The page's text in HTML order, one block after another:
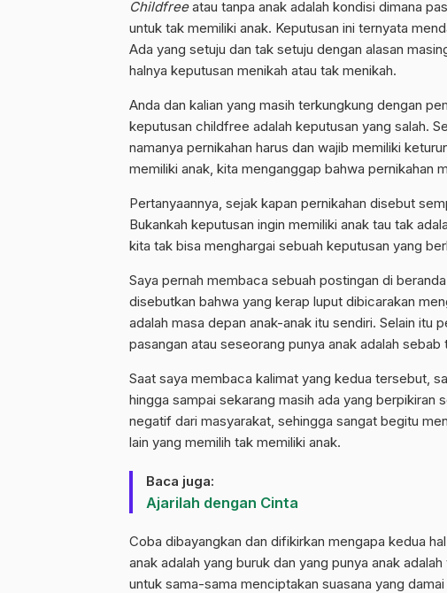
Childfreeatau tanpa anak adalah kondisi dimana
untuk tak memiliki anak. Keputusan ini ternyata
Ada yang setuju dan tak setuju dengan alasan
halnya keputusan menikah atau tak menikah.
Anda dan kalian yang masih terkungkung dengan
keputusan childfree adalah keputusan yang salah.
namanya pernikahan harus dan wajib memiliki
memiliki anak, kita menganggap bahwa pernikahan
Pertanyaannya, sejak kapan pernikahan disebut
Bukankah keputusan ingin memiliki anak tau tak
kita tak bisa menghargai sebuah keputusan yang
Saya pernah membaca sebuah postingan di
disebutkan bahwa yang kerap luput dibicarakan
adalah masa depan anak-anak itu sendiri. Selain itu
pasangan atau seseorang punya anak adalah
Saat saya membaca kalimat yang kedua tersebut,
hingga sampai sekarang masih ada yang
negatif dari masyarakat, sehingga sangat begitu
lain yang memilih tak memiliki anak.
Baca juga:
Ajarilah dengan Cinta
Coba dibayangkan dan difikirkan mengapa kedua
anak adalah yang buruk dan yang punya anak
untuk sama-sama menciptakan suasana yang